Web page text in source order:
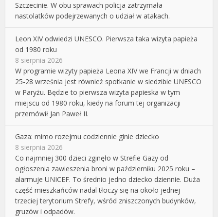
Szczecinie. W obu sprawach policja zatrzymała
nastolatków podejrzewanych o udział w atakach.
Leon XIV odwiedzi UNESCO. Pierwsza taka wizyta papieża
od 1980 roku
8 sierpnia 2026
W programie wizyty papieża Leona XIV we Francji w dniach
25-28 września jest również spotkanie w siedzibie UNESCO
w Paryżu. Będzie to pierwsza wizyta papieska w tym
miejscu od 1980 roku, kiedy na forum tej organizacji
przemówił Jan Paweł II.
Gaza: mimo rozejmu codziennie ginie dziecko
8 sierpnia 2026
Co najmniej 300 dzieci zginęło w Strefie Gazy od
ogłoszenia zawieszenia broni w październiku 2025 roku –
alarmuje UNICEF. To średnio jedno dziecko dziennie. Duża
część mieszkańców nadal tłoczy się na około jednej
trzeciej terytorium Strefy, wśród zniszczonych budynków,
gruzów i odpadów.